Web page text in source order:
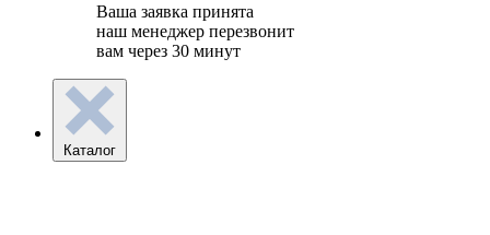
Ваша заявка принята
наш менеджер перезвонит
вам через 30 минут
Каталог